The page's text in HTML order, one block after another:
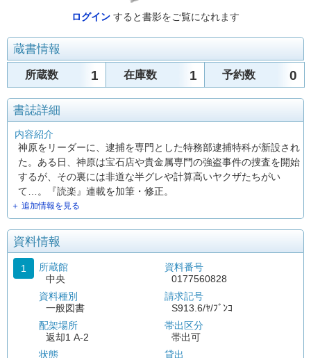
ログイン すると書影をご覧になれます
蔵書情報
所蔵数 1 在庫数 1 予約数 0
書誌詳細
内容紹介
神原をリーダーに、逮捕を専門とした特務部逮捕特科が新設され
た。ある日、神原は宝石店や貴金属専門の強盗事件の捜査を開始
するが、その裏には非道な半グレや計算高いヤクザたちがい
て…。『読楽』連載を加筆・修正。
＋ 追加情報を見る
資料情報
1
所蔵館
中央
資料種別
一般図書
配架場所
返却1 A-2
状態
資料番号
0177560828
請求記号
S913.6/ﾔ/ﾌﾞﾝｺ
帯出区分
帯出可
貸出